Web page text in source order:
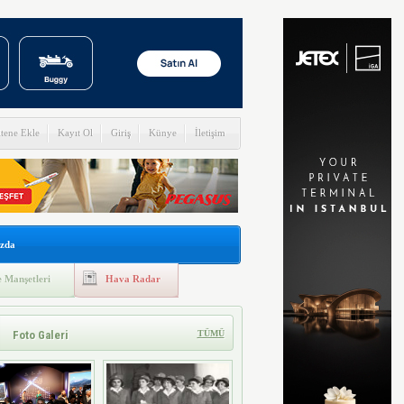
Ekle Kayıt Ol Giriş Künye İletişim
Manşetleri Hava Radar
Foto Galeri TÜMÜ